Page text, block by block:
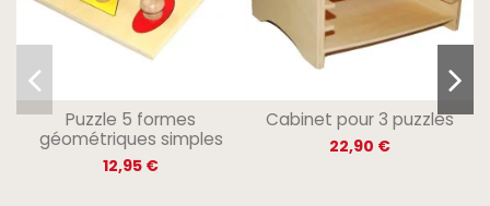
Puzzle 5 formes
géométriques simples
12,95 €
Cabinet pour 3 puzzles
22,90 €